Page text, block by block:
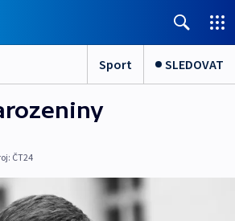
Sport SLEDOVAT
ČT24